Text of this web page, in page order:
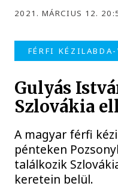
2021. MÁRCIUS 12.
FÉRFI
Gulyás
Szlovákia
A magyar férfi
pénteken
találkozik
keretein belül.